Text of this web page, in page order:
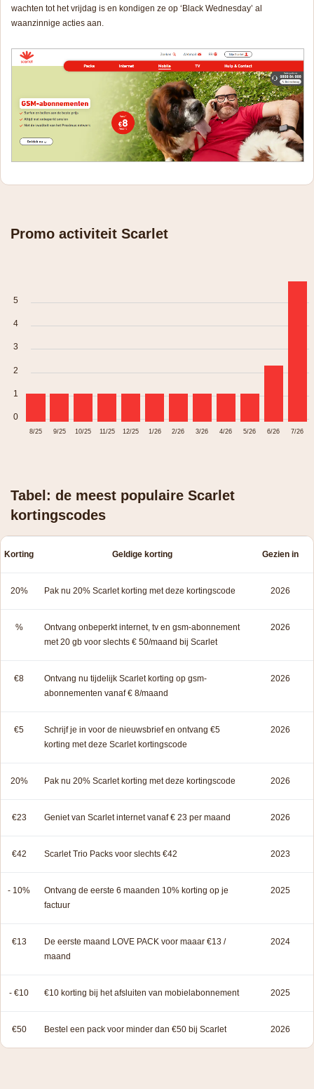
wachten tot het vrijdag is en kondigen ze op ‘Black Wednesday’ al
waanzinnige acties aan.
Promo activiteit Scarlet
5
4
3
2
1
0
8/25 9/25 10/25 11/25 12/25 1/26 2/26 3/26 4/26 5/26 6/26 7/26
Tabel: de meest populaire Scarlet
kortingscodes
Korting Geldige korting Gezien in
20% Pak nu 20% Scarlet korting met deze kortingscode 2026
%
Ontvang onbeperkt internet, tv en gsm-abonnement
met 20 gb voor slechts € 50/maand bij Scarlet
2026
€8
Ontvang nu tijdelijk Scarlet korting op gsm-
abonnementen vanaf € 8/maand
2026
€5
Schrijf je in voor de nieuwsbrief en ontvang €5
korting met deze Scarlet kortingscode
2026
20% Pak nu 20% Scarlet korting met deze kortingscode 2026
€23 Geniet van Scarlet internet vanaf € 23 per maand 2026
€42 Scarlet Trio Packs voor slechts €42 2023
- 10%
Ontvang de eerste 6 maanden 10% korting op je
factuur
2025
€13
De eerste maand LOVE PACK voor maaar €13 /
maand
2024
- €10 €10 korting bij het afsluiten van mobielabonnement 2025
€50 Bestel een pack voor minder dan €50 bij Scarlet 2026